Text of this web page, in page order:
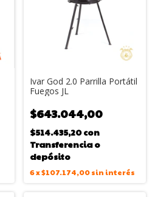
Ivar God 2.0 Parrilla Portátil
Fuegos JL
$643.044,00
$514.435,20con
Transferencia o
depósito
6x$107.174,00 sin interés